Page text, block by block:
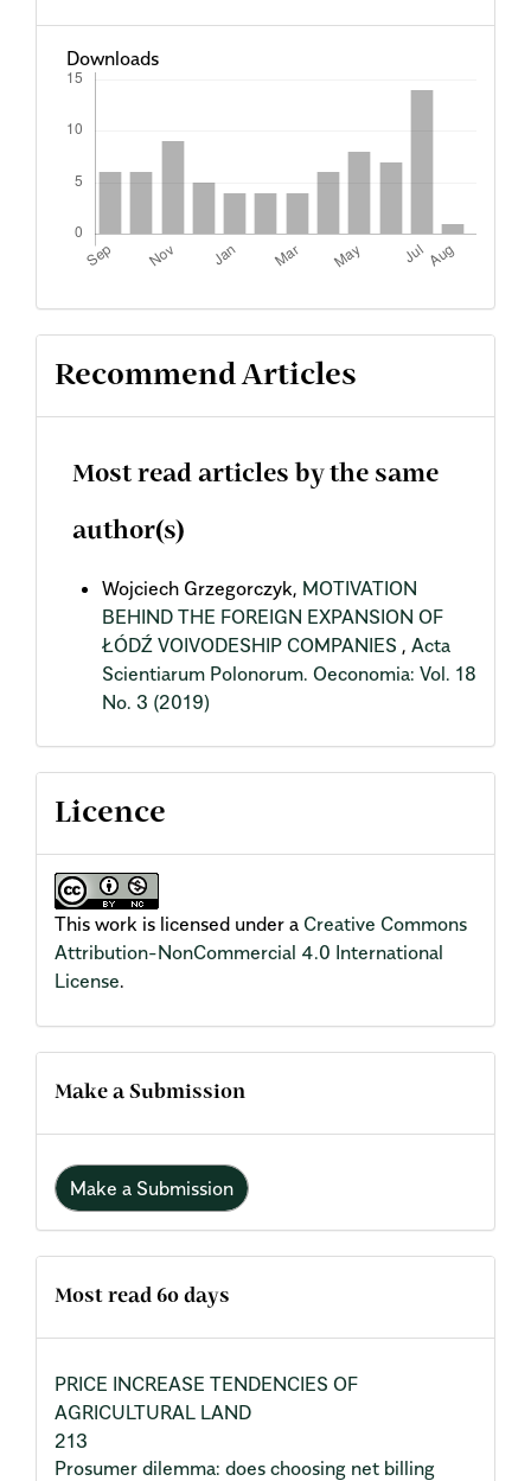
Downloads
Recommend Articles
Most read articles by the same
author(s)
Wojciech Grzegorczyk, MOTIVATION
BEHIND THE FOREIGN EXPANSION OF
ŁÓDŹ VOIVODESHIP COMPANIES , Acta
Scientiarum Polonorum. Oeconomia: Vol. 18
No. 3 (2019)
Licence
This work is licensed under a Creative Commons
Attribution-NonCommercial 4.0 International
License.
Make a Submission
Make a Submission
Most read 60 days
PRICE INCREASE TENDENCIES OF
AGRICULTURAL LAND
213
Prosumer dilemma: does choosing net billing